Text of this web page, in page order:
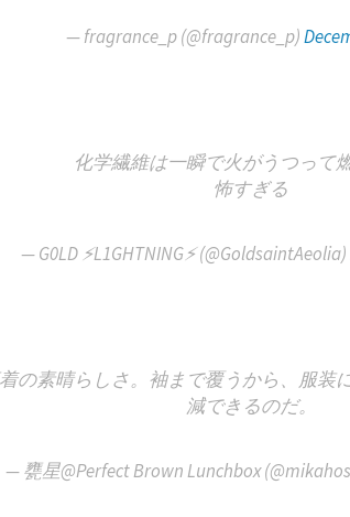
— fragrance_p (@fragrance_p)
化学繊維は一瞬で火がうつって
怖すぎる
— G0LD ⚡️L1GHTNING⚡️ (@GoldsaintAeolia)
の素晴らしさ。袖まで覆うから、服装
減できるのだ。
— 甕星@Perfect Brown Lunchbox